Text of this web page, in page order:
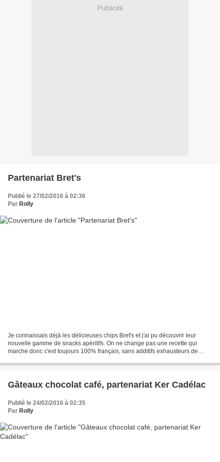
Publicité
Partenariat Bret's
Publié le 27/02/2016 à 02:36
Par Rolly
Je connaissais déjà les délicieuses chips Bret's et j'ai pu découvrir leur
nouvelle gamme de snacks apéritifs. On ne change pas une recette qui
marche donc c'est toujours 100% français, sans additifs exhausteurs de
Gâteaux chocolat café, partenariat Ker Cadélac
Publié le 24/02/2016 à 02:35
Par Rolly